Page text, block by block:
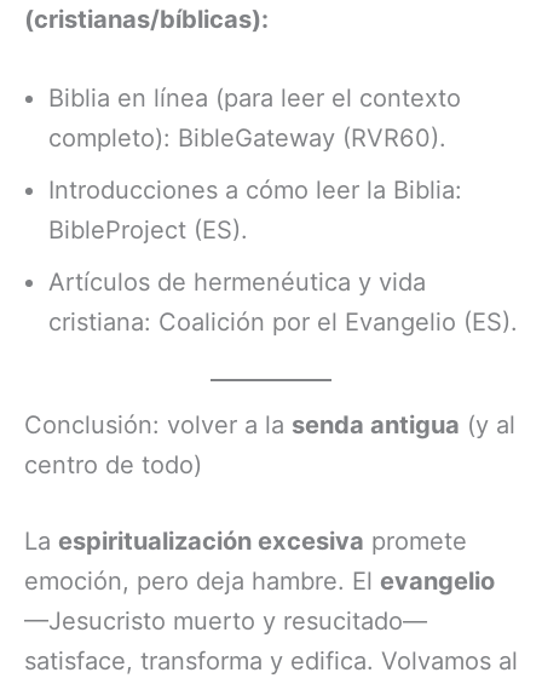
(cristianas/bíblicas):
Biblia en línea (para leer el contexto
completo): BibleGateway (RVR60).
Introducciones a cómo leer la Biblia:
BibleProject (ES).
Artículos de hermenéutica y vida
cristiana: Coalición por el Evangelio (ES).
Conclusión: volver a la senda antigua (y al
centro de todo)
La espiritualización excesiva promete
emoción, pero deja hambre. El evangelio
—Jesucristo muerto y resucitado—
satisface, transforma y edifica. Volvamos al